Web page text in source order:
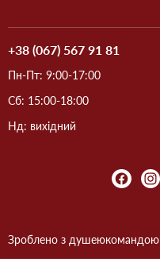
+38 (067) 567 91 81
Пн-Пт: 9:00-17:00
Сб: 15:00-18:00
Нд: вихідний
Зроблено з душеюкомандою